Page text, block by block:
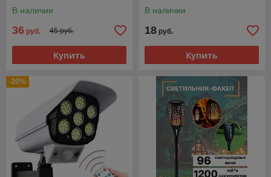
В наличии
36 руб. 45 руб.
Купить
В наличии
18 руб.
Купить
-20%